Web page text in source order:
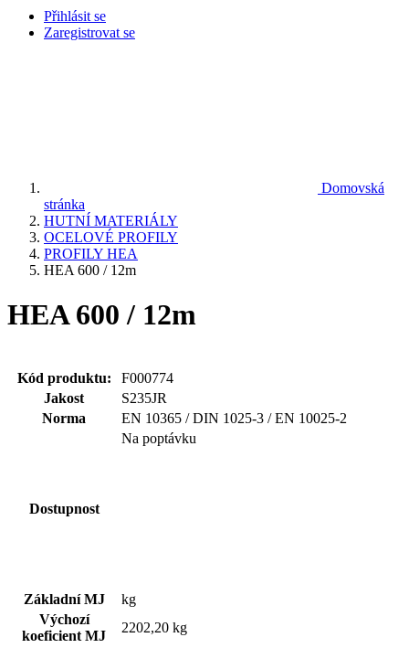
Přihlásit se
Zaregistrovat se
Domovská
stránka
HUTNÍ MATERIÁLY
OCELOVÉ PROFILY
PROFILY HEA
HEA 600 / 12m
HEA 600 / 12m
Kód produktu:
F000774
Jakost
S235JR
Norma
EN 10365 / DIN 1025-3 / EN 10025-2
Dostupnost
Na poptávku
Základní MJ
kg
Výchozí
koeficient MJ
2202,20 kg